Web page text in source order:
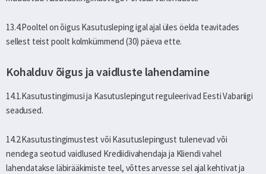
13.4.Pooltel on õigus Kasutusleping igal ajal üles öelda teavitades
sellest teist poolt kolmkümmend (30) päeva ette.
Kohalduv õigus ja vaidluste lahendamine
14.1.Kasutustingimusi ja Kasutuslepingut reguleerivad Eesti Vabariigi
seadused.
14.2.Kasutustingimustest või Kasutuslepingust tulenevad või
nendega seotud vaidlused Krediidivahendaja ja Kliendi vahel
lahendatakse läbirääkimiste teel, võttes arvesse sel ajal kehtivat ja